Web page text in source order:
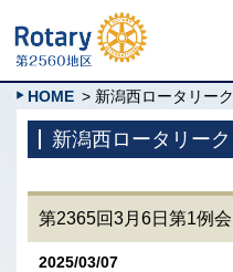
HOME > 新潟西ロータリー
新潟西ロータリー
第2365回3月6日第1例会
2025/03/07